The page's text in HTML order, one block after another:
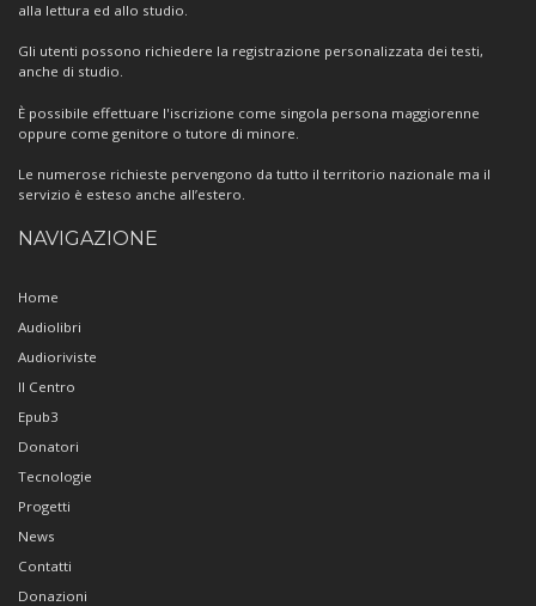
alla lettura ed allo studio.
Gli utenti possono richiedere la registrazione personalizzata dei testi,
anche di studio.
È possibile effettuare l'iscrizione come singola persona maggiorenne
oppure come genitore o tutore di minore.
Le numerose richieste pervengono da tutto il territorio nazionale ma il
servizio è esteso anche all’estero.
NAVIGAZIONE
Home
Audiolibri
Audioriviste
Il Centro
Epub3
Donatori
Tecnologie
Progetti
News
Contatti
Donazioni